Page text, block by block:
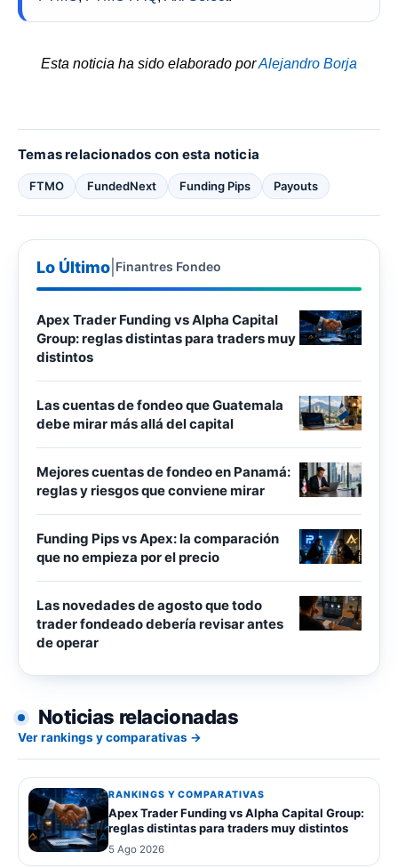
Esta noticia ha sido elaborado porAlejandro Borja
Temas relacionados con esta noticia
FTMO FundedNext Funding Pips Payouts
Lo Último Finantres Fondeo
Apex Trader Funding vs Alpha Capital
Group: reglas distintas para traders muy
distintos
Las cuentas de fondeo que Guatemala
debe mirar más allá del capital
Mejores cuentas de fondeo en Panamá:
reglas y riesgos que conviene mirar
Funding Pips vs Apex: la comparación
que no empieza por el precio
Las novedades de agosto que todo
trader fondeado debería revisar antes
de operar
Noticias relacionadas
Ver rankings y comparativas →
RANKINGS Y COMPARATIVAS
Apex Trader Funding vs Alpha Capital Group:
reglas distintas para traders muy distintos
5 Ago 2026